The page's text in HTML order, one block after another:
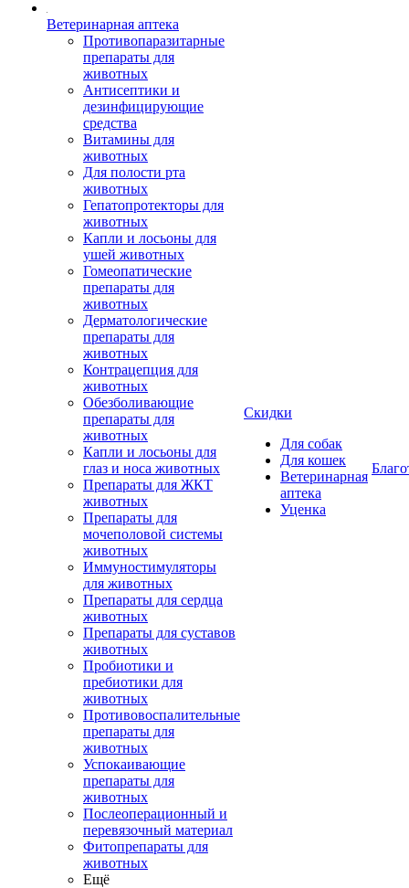
Ветеринарная аптека
Противопаразитарные
препараты для
животных
Антисептики и
дезинфицирующие
средства
Витамины для
животных
Для полости рта
животных
Гепатопротекторы для
животных
Капли и лосьоны для
ушей животных
Гомеопатические
препараты для
животных
Дерматологические
препараты для
животных
Контрацепция для
животных
Обезболивающие
препараты для
животных
Капли и лосьоны для
глаз и носа животных
Препараты для ЖКТ
животных
Препараты для
мочеполовой системы
животных
Иммуностимуляторы
для животных
Препараты для сердца
животных
Препараты для суставов
животных
Пробиотики и
пребиотики для
животных
Противовоспалительные
препараты для
животных
Успокаивающие
препараты для
животных
Послеоперационный и
перевязочный материал
Фитопрепараты для
животных
Ещё
Скидки
Для собак
Для кошек
Ветеринарная
аптека
Уценка